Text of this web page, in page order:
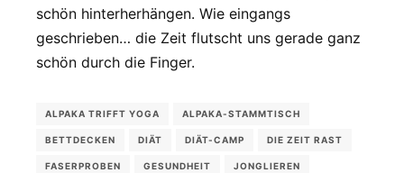
schön hinterherhängen. Wie eingangs
geschrieben… die Zeit flutscht uns gerade ganz
schön durch die Finger.
ALPAKA TRIFFT YOGA ALPAKA-STAMMTISCH
BETTDECKEN DIÄT DIÄT-CAMP DIE ZEIT RAST
FASERPROBEN GESUNDHEIT JONGLIEREN